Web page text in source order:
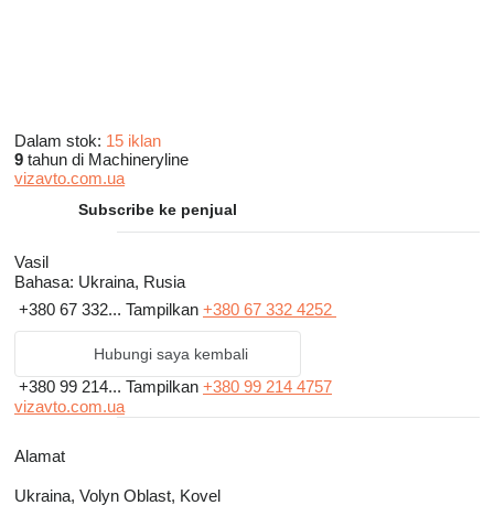
Dalam stok: 15 iklan
9 tahun di Machineryline
vizavto.com.ua
Subscribe ke penjual
Vasil
Bahasa: Ukraina, Rusia
+380 67 332... Tampilkan +380 67 332 4252
Hubungi saya kembali
+380 99 214... Tampilkan +380 99 214 4757
vizavto.com.ua
Alamat
Ukraina, Volyn Oblast, Kovel